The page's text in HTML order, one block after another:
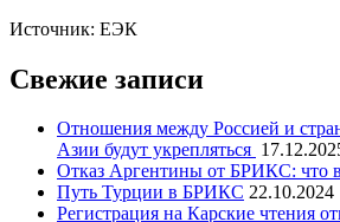
Источник: ЕЭК
Свежие записи
Отношения между Россией и
Азии будут укрепляться
Отказ Аргентины от БРИКС: что
Путь Турции в БРИКС 22.10.2024
Регистрация на Карские чтения